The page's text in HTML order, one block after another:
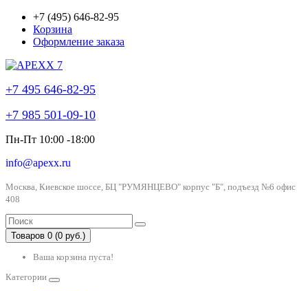
+7 (495) 646-82-95
Корзина
Оформление заказа
+7 495 646-82-95
+7 985 501-09-10
Пн-Пт 10:00 -18:00
info@apexx.ru
Москва, Киевское шоссе, БЦ "РУМЯНЦЕВО" корпус "Б", подъезд №6 офис
408
Товаров 0 (0 руб.)
Ваша корзина пуста!
Категории